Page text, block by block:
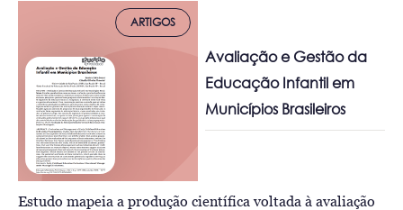
ARTIGOS
Avaliação e Gestão da
Educação Infantil em
Municípios Brasileiros
Estudo mapeia a produção científica voltada à avaliação